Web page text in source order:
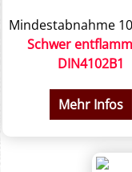
Mindestabnahme
Schwer
DIN4102B1
Mehr Infos